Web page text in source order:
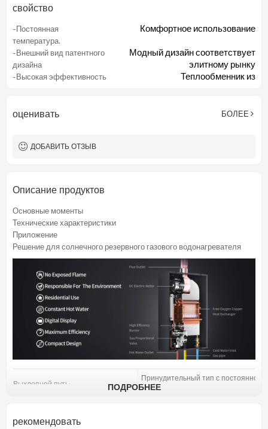
свойство
-Постоянная
температура.
Комфортное использование
-Внешний вид патентного
дизайна
Модный дизайн соответствует
элитному рынку
-Высокая эффективность
Теплообменник из
-Точность контроля
Усовершенствованная технология
оценивать БОЛЕЕ
ДОБАВИТЬ ОТЗЫВ
Описание продуктов
Основные моменты
Технические характеристики
Приложение
Решение для солнечного резервного газового водонагревателя
Выхлопной путь:
Принудительный тип с постоянной
температурой
воды (△t=25℃):
ПОДРОБНЕЕ
рекомендовать